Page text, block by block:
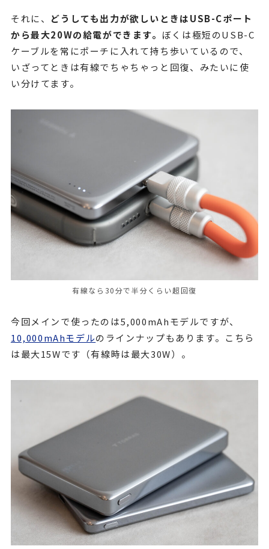
それに、 どうしても出力が欲しいときはUSB-Cポート
から最大20Wの給電ができます。 ぼくは極短のUSB-C
ケーブルを常にポーチに入れて持ち歩いているので、
いざってときは有線でちゃちゃっと回復、みたいに使
い分けてます。
有線なら30分で半分くらい超回復
今回メインで使ったのは5,000mAhモデルですが、
10,000mAhモデルのラインナップもあります。こちら
は最大15Wです（有線時は最大30W）。